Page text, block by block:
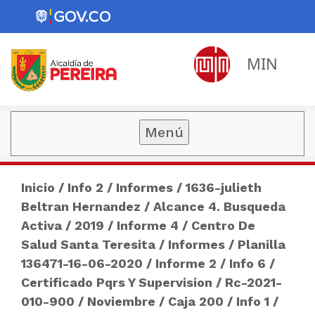
MIN
Menú
Inicio / Info 2 / Informes / 1636-julieth
Beltran Hernandez / Alcance 4. Busqueda
Activa / 2019 / Informe 4 / Centro De
Salud Santa Teresita / Informes / Planilla
136471-16-06-2020 / Informe 2 / Info 6 /
Certificado Pqrs Y Supervision / Rc-2021-
010-900 / Noviembre / Caja 200 / Info 1 /